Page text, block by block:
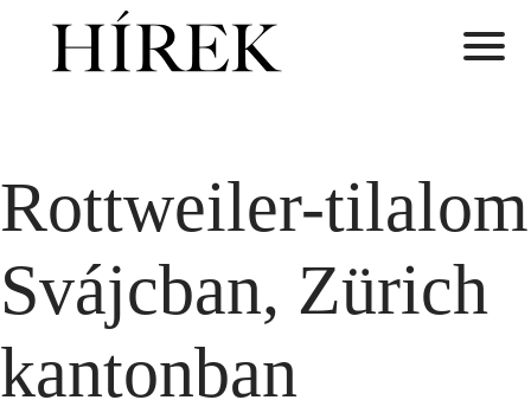
Rottweiler-tilalom
Svájcban, Zürich
kantonban